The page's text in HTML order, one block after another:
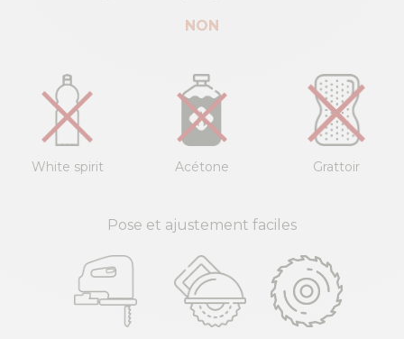
NON
White spirit Acétone Grattoir
Pose et ajustement faciles